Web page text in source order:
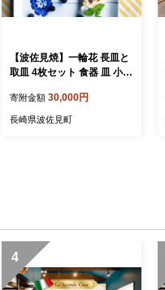
【波佐見焼】一輪花 長皿と
取皿 4枚セット 食器 皿 小皿
寄附金額 30,000円
長崎県波佐見町
4